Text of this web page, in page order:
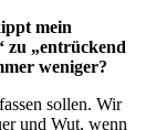
mein
zu „entrückend
weniger?
sollen. Wir
und Wut, wenn